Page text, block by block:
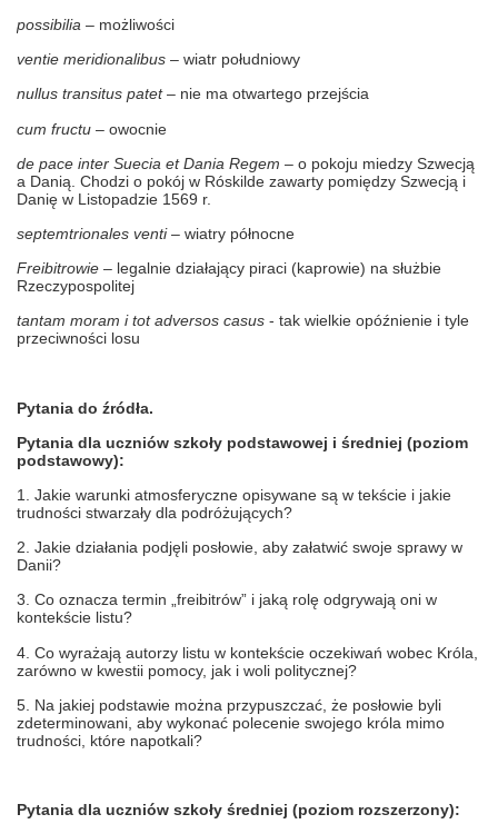
possibilia – możliwości
ventie meridionalibus – wiatr południowy
nullus transitus patet– nie ma otwartego przejścia
cum fructu – owocnie
de pace inter Suecia et Dania Regem – o pokoju miedzy Szwecją
a Danią. Chodzi o pokój w Róskilde zawarty pomiędzy Szwecją i
Danię w Listopadzie 1569 r.
septemtrionales venti– wiatry północne
Freibitrowie – legalnie działający piraci (kaprowie) na służbie
Rzeczypospolitej
tantam moram i tot adversos casus - tak wielkie opóźnienie i tyle
przeciwności losu
Pytania do źródła.
Pytania dla uczniów szkoły podstawowej i średniej (poziom
podstawowy):
1. Jakie warunki atmosferyczne opisywane są w tekście i jakie
trudności stwarzały dla podróżujących?
2. Jakie działania podjęli posłowie, aby załatwić swoje sprawy w
Danii?
3. Co oznacza termin „freibitrów” i jaką rolę odgrywają oni w
kontekście listu?
4. Co wyrażają autorzy listu w kontekście oczekiwań wobec Króla,
zarówno w kwestii pomocy, jak i woli politycznej?
5. Na jakiej podstawie można przypuszczać, że posłowie byli
zdeterminowani, aby wykonać polecenie swojego króla mimo
trudności, które napotkali?
Pytania dla uczniów szkoły średniej (poziom rozszerzony):